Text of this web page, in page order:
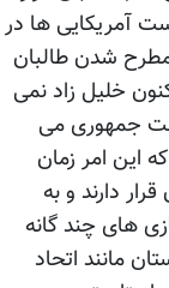
آمریکایی ها در
مطرح شدن طالبان
خلیل زاد نمی
یک جانب اداره ترامپ برای رفتن به انتخابات سال ۲۰۲۰ ریاست جمهوری می
این امر زمان
دارند و به
های چند گانه
مانند اتحاد